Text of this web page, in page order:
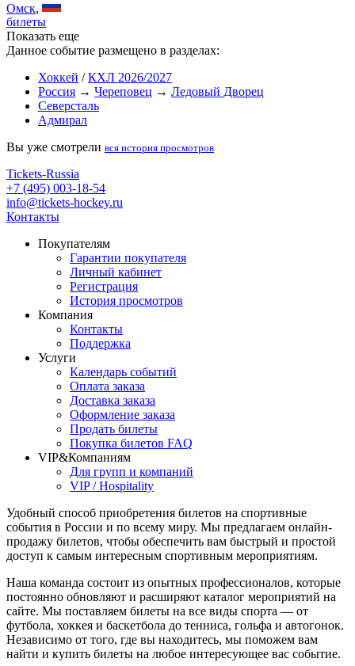
Омск,
билеты
Показать еще
Данное событие размещено в разделах:
Хоккей /КХЛ 2026/2027
Россия → Череповец → Ледовый Дворец
Северсталь
Адмирал
Вы уже смотрели вся история просмотров
Tickets-Russia
+7 (495) 003-18-54
info@tickets-hockey.ru
Контакты
Покупателям
Гарантии покупателя
Личный кабинет
Регистрация
История просмотров
Компания
Контакты
Поддержка
Услуги
Календарь событий
Оплата заказа
Доставка заказа
Оформление заказа
Продать билеты
Покупка билетов FAQ
VIP&Компаниям
Для групп и компаний
VIP / Hospitality
Удобный способ приобретения билетов на спортивные
события в России и по всему миру. Мы предлагаем онлайн-
продажу билетов, чтобы обеспечить вам быстрый и простой
доступ к самым интересным спортивным мероприятиям.
Наша команда состоит из опытных профессионалов, которые
постоянно обновляют и расширяют каталог мероприятий на
сайте. Мы поставляем билеты на все виды спорта — от
футбола, хоккея и баскетбола до тенниса, гольфа и автогонок.
Независимо от того, где вы находитесь, мы поможем вам
найти и купить билеты на любое интересующее вас событие.